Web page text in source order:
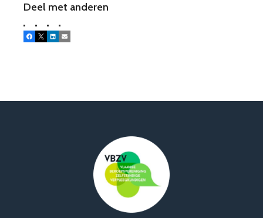
Deel met anderen
Facebook
X LinkedInE-mail